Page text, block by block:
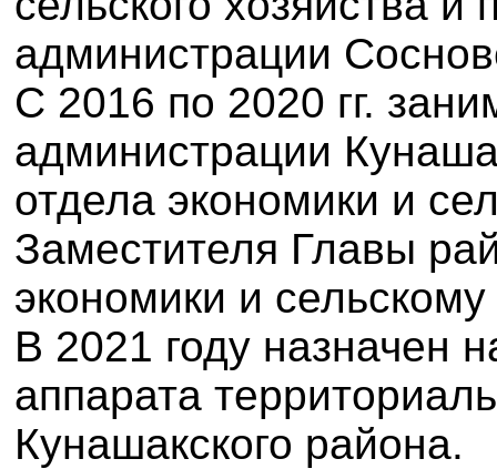
администрации
С 2016 по 2020 гг.
администрации
отдела экономики и
Заместителя Главы
экономики и сельскому
В 2021 году назначен
аппарата
Кунашакского района.